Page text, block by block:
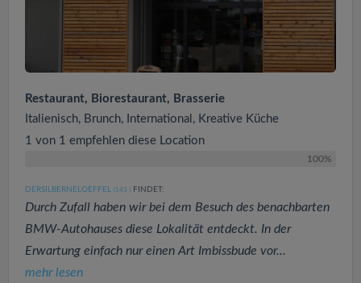
Restaurant, Biorestaurant, Brasserie
Italienisch, Brunch, International, Kreative Küche
1 von 1 empfehlen diese Location
100%
DERSILBERNELOEFFEL (143 ) FINDET:
Durch Zufall haben wir bei dem Besuch des benachbarten
BMW-Autohauses diese Lokalität entdeckt. In der
Erwartung einfach nur einen Art Imbissbude vor...
mehr lesen